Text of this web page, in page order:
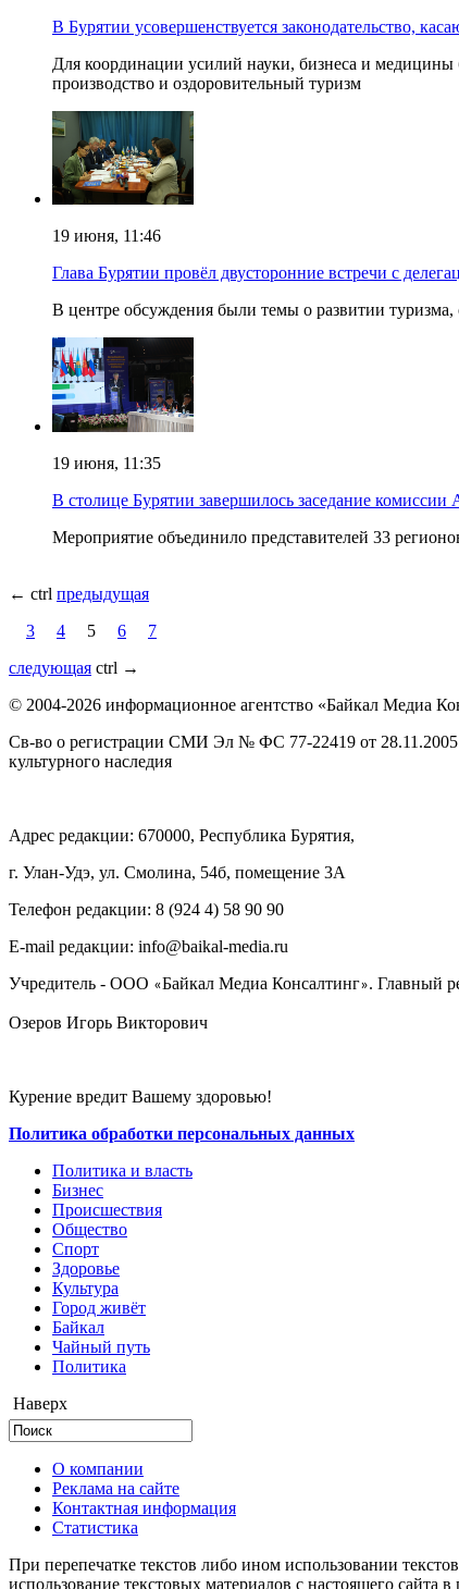
В Бурятии усовершенствуется законодательство,
Для координации усилий науки, бизнеса и медицины
производство и оздоровительный туризм
19 июня, 11:46
Глава Бурятии провёл двусторонние встречи с
В центре обсуждения были темы о развитии туризма,
19 июня, 11:35
В столице Бурятии завершилось заседание
Мероприятие объединило представителей 33
← ctrl предыдущая
3
4 5 6
7
следующая ctrl →
© 2004-2026 информационное агентство «Байкал Медиа
Св-во о регистрации СМИ Эл № ФС 77-22419 от 28.11.2005
культурного наследия
Адрес редакции: 670000, Республика Бурятия,
г. Улан-Удэ, ул. Смолина, 54б, помещение 3А
Телефон редакции: ‎‎8 (924 4) 58 90 90
E-mail редакции: info@baikal-media.ru
Учредитель - ООО «Байкал Медиа Консалтинг». Главный
Озеров Игорь Викторович
Курение вредит Вашему здоровью!
Политика обработки персональных данных
Политика и власть
Бизнес
Происшествия
Общество
Cпорт
Здоровье
Культура
Город живёт
Байкал
Чайный путь
Политика
Наверх
О компании
Реклама на сайте
Контактная информация
Статистика
При перепечатке текстов либо ином использовании
использование текстовых материалов с настоящего